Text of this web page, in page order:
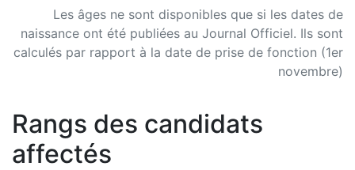
Les âges ne sont disponibles que si les dates de
naissance ont été publiées au Journal Officiel. Ils sont
calculés par rapport à la date de prise de fonction (1er
novembre)
Rangs des candidats
affectés